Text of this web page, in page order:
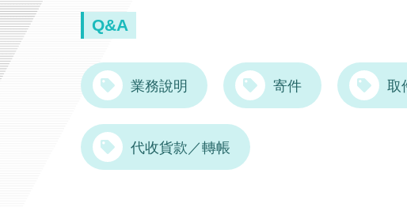
Q&A
業務說明 寄件 取
代收貨款／轉帳